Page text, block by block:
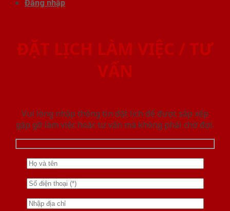
Đăng nhập
ĐẶT LỊCH LÀM VIỆC / TƯ
VẤN
Vui lòng nhập thông tin đặt lịch để được sắp xếp
gặp gỡ làm việc hoăc tư vấn mà không phải chờ đợi.